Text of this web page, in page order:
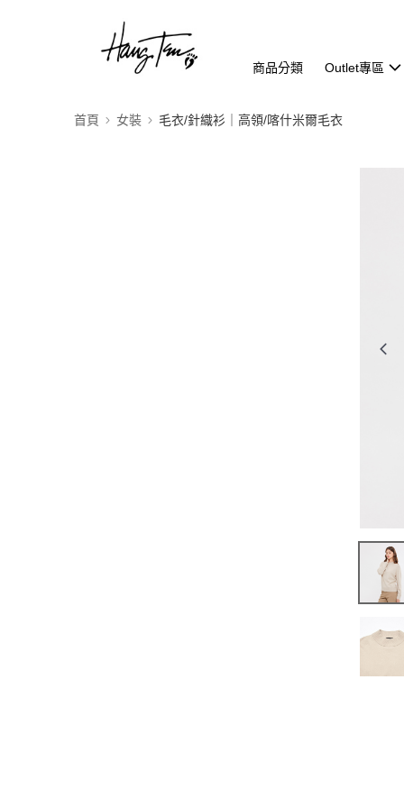
商品分類 Outlet專區
首頁 女裝 毛衣/針織衫｜高領/喀什米爾毛衣